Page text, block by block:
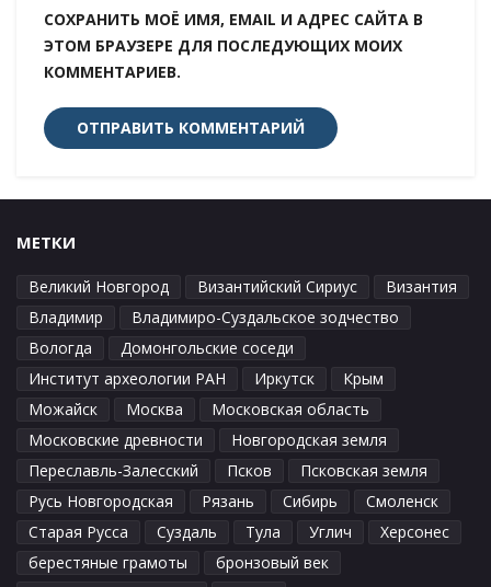
СОХРАНИТЬ МОЁ ИМЯ, EMAIL И АДРЕС САЙТА В
ЭТОМ БРАУЗЕРЕ ДЛЯ ПОСЛЕДУЮЩИХ МОИХ
КОММЕНТАРИЕВ.
МЕТКИ
Великий Новгород Византийский Сириус
Византия
Владимир
Владимиро-Суздальское зодчество
Вологда
Домонгольские соседи
Институт археологии РАН
Иркутск
Крым
Можайск
Москва
Московская область
Московские древности
Новгородская земля
Переславль-Залесский
Псков
Псковская земля
Русь Новгородская
Рязань Сибирь
Смоленск
Старая Русса
Суздаль Тула Углич
Херсонес
берестяные грамоты
бронзовый век